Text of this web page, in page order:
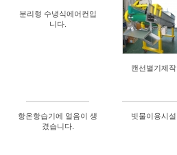
분리형 수냉식에어컨입
니다.
캔선별기제작
항온항습기에 얼음이 생
겼습니다.
빗물이용시설